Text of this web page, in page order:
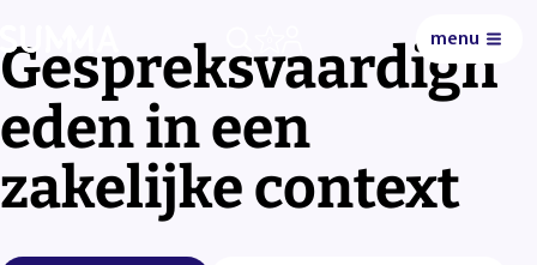
menu
Gespreksvaardigh
eden in een
zakelijke context